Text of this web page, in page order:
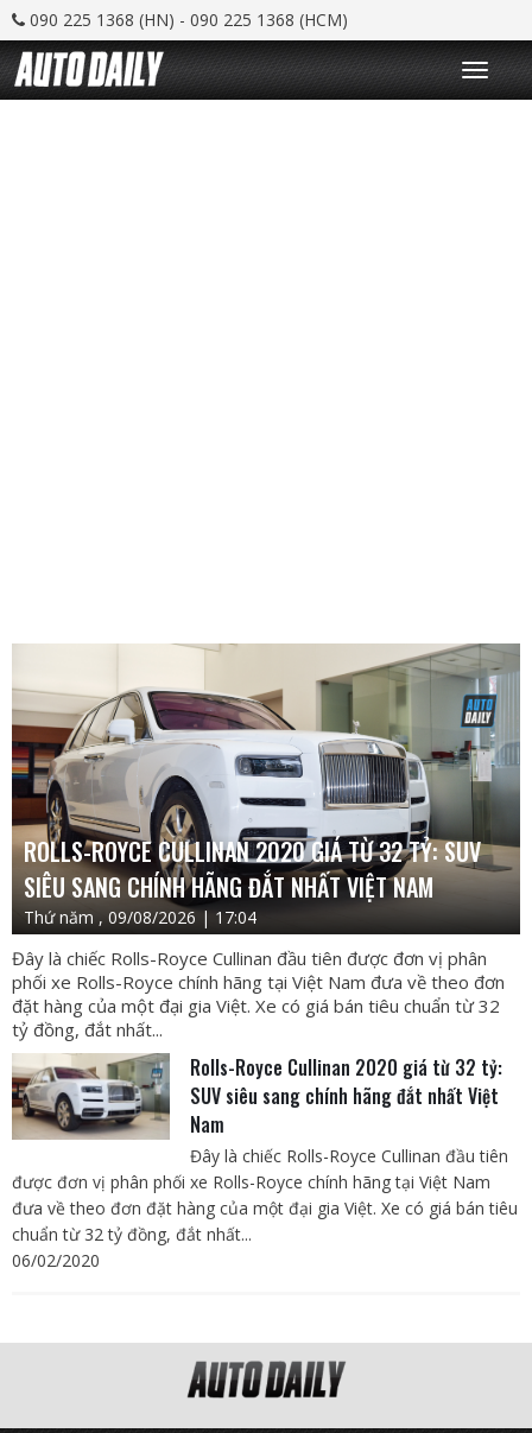
090 225 1368 (HN) - 090 225 1368 (HCM)
T
o
g
ROLLS-ROYCE CULLINAN 2020 GIÁ TỪ 32 TỶ: SUV
SIÊU SANG CHÍNH HÃNG ĐẮT NHẤT VIỆT NAM
Thứ năm , 09/08/2026 | 17:04
Đây là chiếc Rolls-Royce Cullinan đầu tiên được đơn vị phân
phối xe Rolls-Royce chính hãng tại Việt Nam đưa về theo đơn
đặt hàng của một đại gia Việt. Xe có giá bán tiêu chuẩn từ 32
tỷ đồng, đắt nhất...
Rolls-Royce Cullinan 2020 giá từ 32 tỷ:
SUV siêu sang chính hãng đắt nhất Việt
Nam
Đây là chiếc Rolls-Royce Cullinan đầu tiên
được đơn vị phân phối xe Rolls-Royce chính hãng tại Việt Nam
đưa về theo đơn đặt hàng của một đại gia Việt. Xe có giá bán tiêu
chuẩn từ 32 tỷ đồng, đắt nhất...
06/02/2020